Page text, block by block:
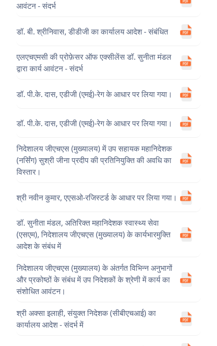
आवंटन - संदर्भ
डॉ. बी. श्रीनिवास, डीडीजी का कार्यालय आदेश - संबंधित
एलएचएमसी की प्रोफ़ेसर ऑफ एक्सीलेंस डॉ. सुनीता मंडल
द्वारा कार्य आवंटन - संदर्भ
डॉ. पी.के. दास, एडीजी (एमई)-रेग के आधार पर लिया गया।
डॉ. पी.के. दास, एडीजी (एमई)-रेग के आधार पर लिया गया।
निदेशालय जीएचएस (मुख्यालय) में उप सहायक महानिदेशक
(नर्सिंग) सुश्री जीना प्रदीप की प्रतिनियुक्ति की अवधि का
विस्तार।
श्री नवीन कुमार, एएसओ-रजिस्टर्ड के आधार पर लिया गया।
डॉ. सुनीता मंडल, अतिरिक्त महानिदेशक स्वास्थ्य सेवा
(एसएम), निदेशालय जीएचएस (मुख्यालय) के कार्यभारमुक्ति
आदेश के संबंध में
निदेशालय जीएचएस (मुख्यालय) के अंतर्गत विभिन्न अनुभागों
और प्रकोष्ठों के संबंध में उप निदेशकों के श्रेणी में कार्य का
संशोधित आवंटन।
श्री अक्सा इलाही, संयुक्त निदेशक (सीबीएचआई) का
कार्यालय आदेश - संदर्भ में